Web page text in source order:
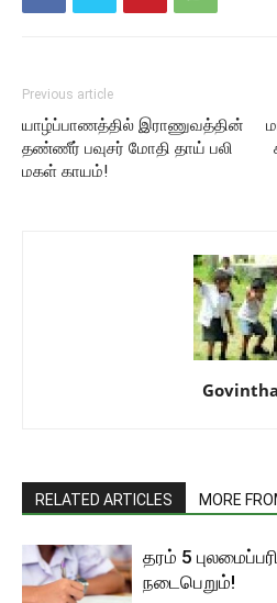
Previous article
யாழ்ப்பாணத்தில் இராணுவத்தின்
தண்ணீர் பவுசர் மோதி தாய் பலி
மகள் காயம்!
RELATED ARTICLES MORE
தரம் 5
நடைபெறும்!